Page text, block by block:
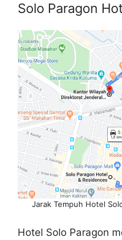
Solo Paragon
Jarak Tempuh Hotel
Hotel Solo Paragon